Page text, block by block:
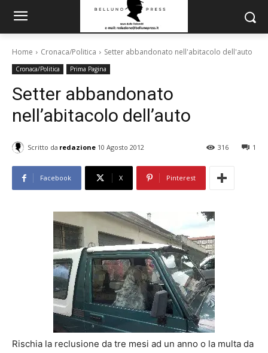
Home Cronaca/Politica Setter abbandonato nell'abitacolo dell'auto
Cronaca/Politica Prima Pagina
Setter abbandonato
nell’abitacolo dell’auto
Scritto da redazione 10 Agosto 2012 1
316
Facebook X Pinterest
Rischia la reclusione da tre mesi ad un anno o la multa da